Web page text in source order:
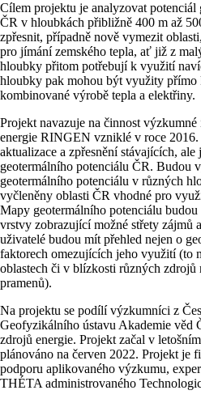
Cílem projektu je analyzovat potenciál
ČR v hloubkách přibližně 400 m až
zpřesnit, případně nově vymezit
pro jímání zemského tepla, ať již z
hloubky přitom potřebují k využití
hloubky pak mohou být využity přímo
kombinované výrobě tepla a elektřiny.
Projekt navazuje na činnost
energie RINGEN vzniklé v roce
aktualizace a zpřesnění stávajících, ale
geotermálního potenciálu ČR. Budou
geotermálního potenciálu v různých
vyčleněny oblasti ČR vhodné pro
Mapy geotermálního potenciálu
vrstvy zobrazující možné střety zájmů
uživatelé budou mít přehled nejen o
faktorech omezujících jeho využití (to
oblastech či v blízkosti různých
pramenů).
Na projektu se podílí výzkumníci z
Geofyzikálního ústavu Akademie věd
zdrojů energie. Projekt začal v
plánováno na červen 2022. Projekt je
podporu aplikovaného výzkumu,
THÉTA administrovaného